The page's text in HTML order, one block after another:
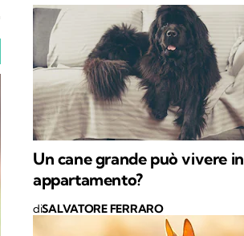
Un cane grande può vivere in
appartamento?
diSALVATORE FERRARO